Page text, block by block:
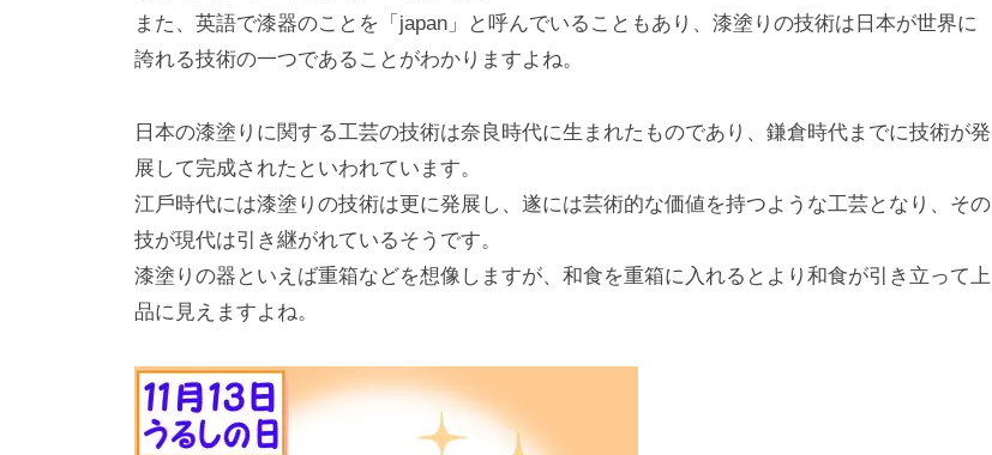
また、英語で漆器のことを「japan」と呼んでいることもあり、漆塗りの技術は⽇本が世界に
誇れる技術の⼀つであることがわかりますよね。
⽇本の漆塗りに関する⼯芸の技術は奈良時代に⽣まれたものであり、鎌倉時代までに技術が発
展して完成されたといわれています。
江⼾時代には漆塗りの技術は更に発展し、遂には芸術的な価値を持つような⼯芸となり、その
技が現代は引き継がれているそうです。
漆塗りの器といえば重箱などを想像しますが、和⾷を重箱に⼊れるとより和⾷が引き⽴って上
品に⾒えますよね。